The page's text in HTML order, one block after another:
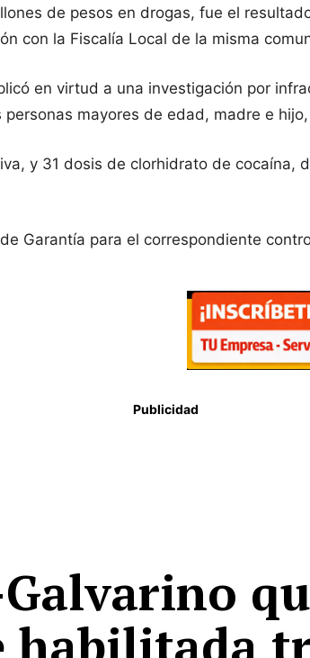
de pesos en drogas, fue el
con la Fiscalía Local de la misma
en virtud a una investigación por
mayores de edad, madre e
y 31 dosis de clorhidrato de cocaína,
Garantía para el correspondiente
Publicidad